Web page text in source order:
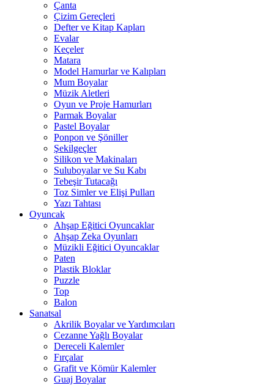
Çanta
Çizim Gereçleri
Defter ve Kitap Kapları
Evalar
Keçeler
Matara
Model Hamurlar ve Kalıpları
Mum Boyalar
Müzik Aletleri
Oyun ve Proje Hamurları
Parmak Boyalar
Pastel Boyalar
Ponpon ve Şöniller
Şekilgeçler
Silikon ve Makinaları
Suluboyalar ve Su Kabı
Tebeşir Tutacağı
Toz Simler ve Elişi Pulları
Yazı Tahtası
Oyuncak
Ahşap Eğitici Oyuncaklar
Ahşap Zeka Oyunları
Müzikli Eğitici Oyuncaklar
Paten
Plastik Bloklar
Puzzle
Top
Balon
Sanatsal
Akrilik Boyalar ve Yardımcıları
Cezanne Yağlı Boyalar
Dereceli Kalemler
Fırçalar
Grafit ve Kömür Kalemler
Guaj Boyalar